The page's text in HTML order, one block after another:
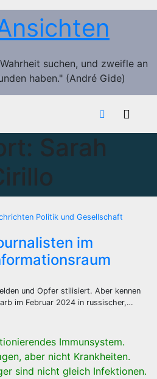
suchen, und zweifle an
haben." (André Gide)
Sarah
Politik und Gesellschaft
im
und Opfer stilisiert. Aber kennen
im Februar 2024 in russischer,…
Immunsystem.
aber nicht Krankheiten.
sind nicht gleich Infektionen.